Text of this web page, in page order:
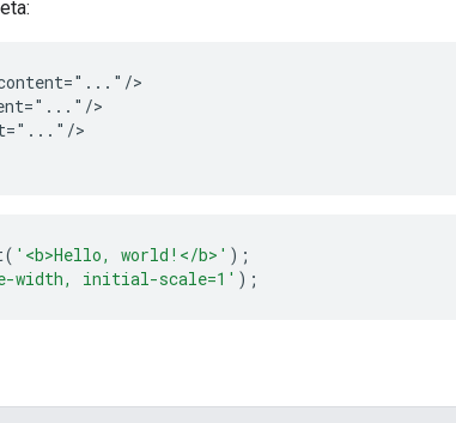
content="..."/>
>
>
( '<b>Hello, world!</b>' );
width, initial-scale=1' );